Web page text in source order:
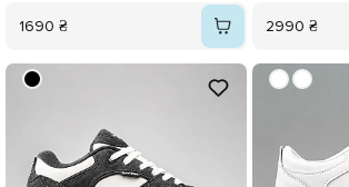
1690 ₴ 2990 ₴